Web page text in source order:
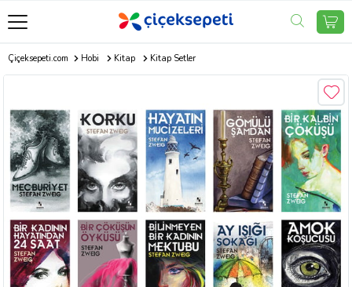
Çiçeksepeti.com Hobi Kitap Kitap Setler